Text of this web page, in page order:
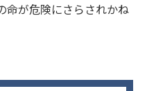
命が危険にさらされかね